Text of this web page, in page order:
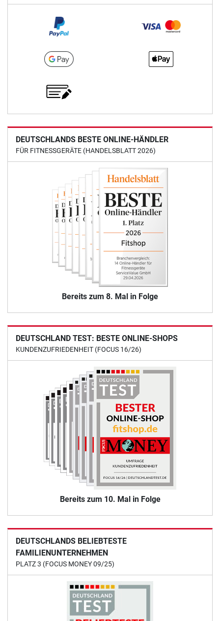
DEUTSCHLANDS BESTE ONLINE-HÄNDLER
FÜR FITNESSGERÄTE (HANDELSBLATT 2026)
Bereits zum 8. Mal in Folge
DEUTSCHLAND TEST: BESTE ONLINE-SHOPS
KUNDENZUFRIEDENHEIT (FOCUS 16/26)
Bereits zum 10. Mal in Folge
DEUTSCHLANDS BELIEBTESTE
FAMILIENUNTERNEHMEN
PLATZ 3 (FOCUS MONEY 09/25)